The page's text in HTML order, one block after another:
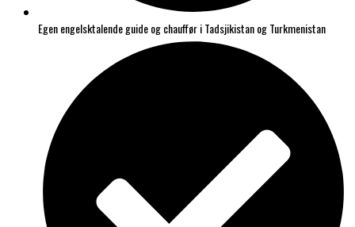
Egen engelsktalende guide og chauffør i Tadsjikistan og Turkmenistan